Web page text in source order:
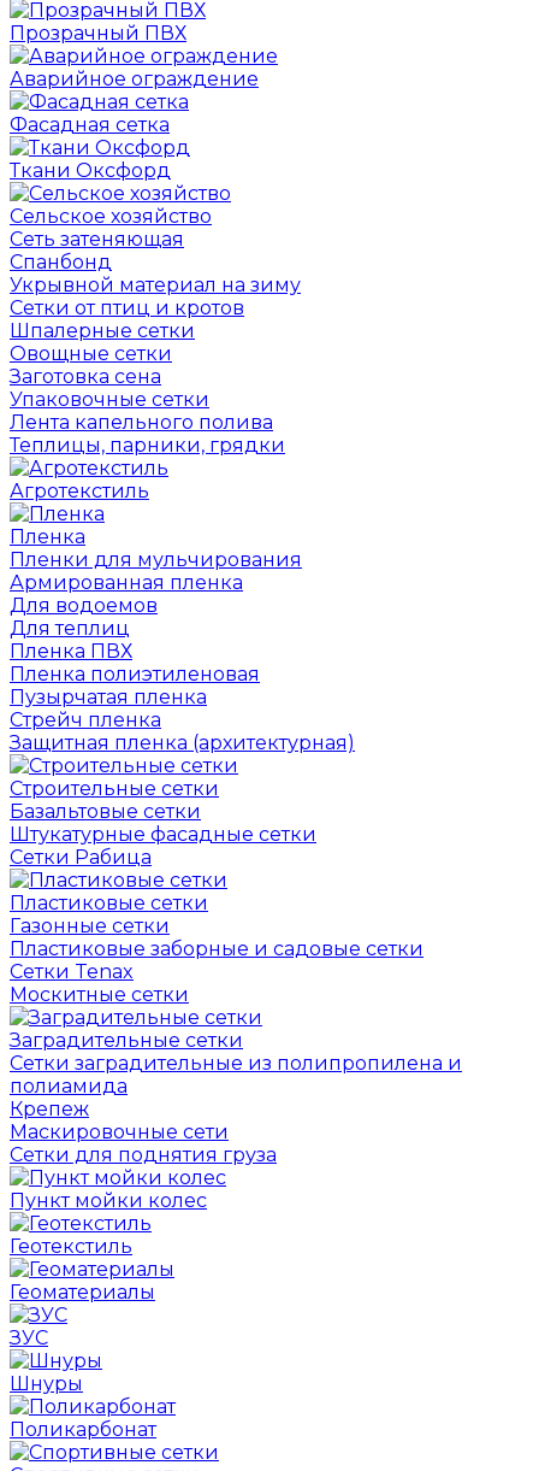
Прозрачный ПВХ
Аварийное ограждение
Фасадная сетка
Ткани Оксфорд
Сельское хозяйство
Сеть затеняющая
Спанбонд
Укрывной материал на зиму
Сетки от птиц и кротов
Шпалерные сетки
Овощные сетки
Заготовка сена
Упаковочные сетки
Лента капельного полива
Теплицы, парники, грядки
Агротекстиль
Пленка
Пленки для мульчирования
Армированная пленка
Для водоемов
Для теплиц
Пленка ПВХ
Пленка полиэтиленовая
Пузырчатая пленка
Cтрейч пленка
Защитная пленка (архитектурная)
Строительные сетки
Базальтовые сетки
Штукатурные фасадные сетки
Сетки Рабица
Пластиковые сетки
Газонные сетки
Пластиковые заборные и садовые сетки
Сетки Tenax
Москитные сетки
Заградительные сетки
Сетки заградительные из полипропилена и
полиамида
Крепеж
Маскировочные сети
Сетки для поднятия груза
Пункт мойки колес
Геотекстиль
Геоматериалы
ЗУС
Шнуры
Поликарбонат